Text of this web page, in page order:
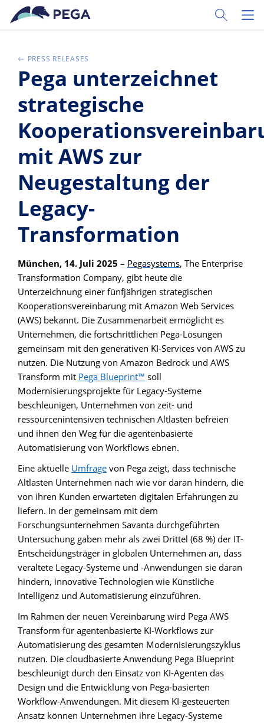
Vai direttamente al contenuto principale
Toggle
PRESS RELEASES
Pega unterzeichnet
strategische
mit AWS zur
Neugestaltung der
Legacy-
Transformation
München, 14. Juli 2025 – Pegasystems, The Enterprise
Transformation Company, gibt heute die
Unterzeichnung einer fünfjährigen strategischen
Kooperationsvereinbarung mit Amazon Web Services
(AWS) bekannt. Die Zusammenarbeit ermöglicht es
Unternehmen, die fortschrittlichen Pega-Lösungen
gemeinsam mit den generativen KI-Services von AWS zu
nutzen. Die Nutzung von Amazon Bedrock und AWS
Transform mit Pega Blueprint™ soll
Modernisierungsprojekte für Legacy-Systeme
beschleunigen, Unternehmen von zeit- und
ressourcenintensiven technischen Altlasten befreien
und ihnen den Weg für die agentenbasierte
Automatisierung von Workflows ebnen.
Eine aktuelle Umfrage von Pega zeigt, dass technische
Altlasten Unternehmen nach wie vor daran hindern, die
von ihren Kunden erwarteten digitalen Erfahrungen zu
liefern. In der gemeinsam mit dem
Forschungsunternehmen Savanta durchgeführten
Untersuchung gaben mehr als zwei Drittel (68 %) der IT-
Entscheidungsträger in globalen Unternehmen an, dass
veraltete Legacy-Systeme und -Anwendungen sie daran
hindern, innovative Technologien wie Künstliche
Intelligenz und Automatisierung einzuführen.
Im Rahmen der neuen Vereinbarung wird Pega AWS
Transform für agentenbasierte KI-Workflows zur
Automatisierung des gesamten Modernisierungszyklus
nutzen. Die cloudbasierte Anwendung Pega Blueprint
beschleunigt durch den Einsatz von KI-Agenten das
Design und die Entwicklung von Pega-basierten
Workflow-Anwendungen. Mit diesem KI-gesteuerten
Ansatz können Unternehmen ihre Legacy-Systeme